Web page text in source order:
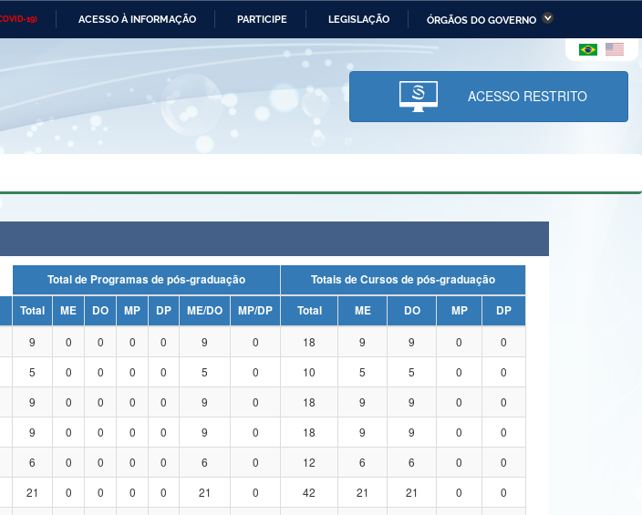
19) ACESSO À INFORMAÇÃO PARTICIPE LEGISLAÇÃO ÓRGÃOS DO GOVERNO
Ministério das Relações Ministério da Economia Ministério da Infraestrutura
Ministério da Ciência,
Tecnologia, Inovações e
Comunicações
e dos Direitos Humanos
Banco Central do Brasil Planalto
ACESSO RESTRITO
Total de Programas de pós-graduação
Totais de Cursos de pós-graduação
Total ME DO MP DP ME/DO MP/DP Total ME DO MP
DP
9 0 0 0 0 9 0 18 9 9 0
0
5 0 0 0 0 5 0 10 5 5 0
0
9 0 0 0 0 9 0 18 9 9 0
0
9 0 0 0 0 9 0 18 9 9 0
0
6 0 0 0 0 6 0 12 6 6 0
0
21 0 0 0 0 21 0 42 21 21 0
0